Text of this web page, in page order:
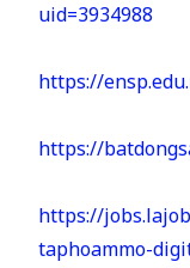
uid=3934988
https://
https://
https://
taphoammo-